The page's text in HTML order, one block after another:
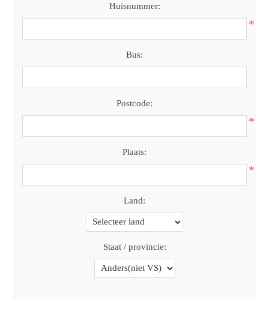
Huisnummer:
*
Bus:
Postcode:
*
Plaats:
*
Land:
Staat / provincie: